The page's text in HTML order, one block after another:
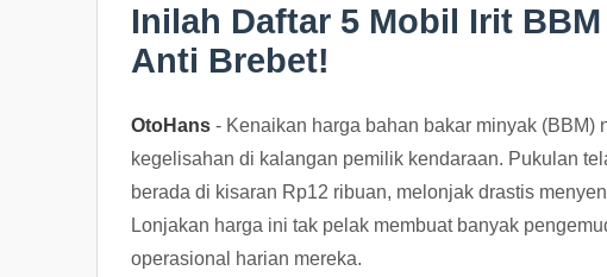
Inilah Daftar 5 Mobil Irit
Anti Brebet!
OtoHans - Kenaikan harga bahan bakar minyak
kegelisahan di kalangan pemilik kendaraan. Pukulan
berada di kisaran Rp12 ribuan, melonjak drastis
Lonjakan harga ini tak pelak membuat banyak
operasional harian mereka.